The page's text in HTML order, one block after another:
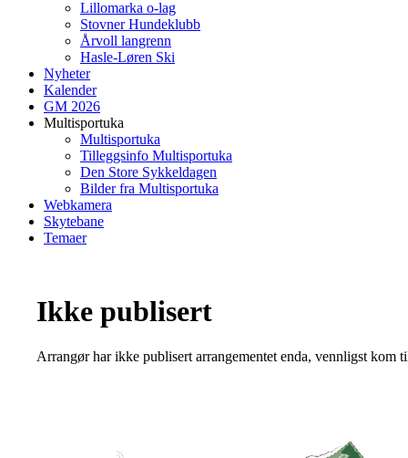
Lillomarka o-lag
Stovner Hundeklubb
Årvoll langrenn
Hasle-Løren Ski
Nyheter
Kalender
GM 2026
Multisportuka
Multisportuka
Tilleggsinfo Multisportuka
Den Store Sykkeldagen
Bilder fra Multisportuka
Webkamera
Skytebane
Temaer
Ikke publisert
Arrangør har ikke publisert arrangementet enda, vennligst kom